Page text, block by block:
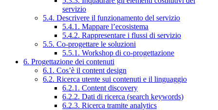
servizio
5.4. Descrivere il funzionamento del servizio
5.4.1. Mappare l’ecosistema
5.4.2. Rappresentare i flussi di servizio
5.5. Co-progettare le soluzioni
5.5.1. Workshop di co-progettazione
6. Progettazione dei contenuti
6.1. Cos’è il content design
6.2. Ricerca utente sui contenuti e il linguaggio
6.2.1. Content discovery
6.2.2. Dati di ricerca (search keywords)
6.2.3. Ricerca tramite analytics